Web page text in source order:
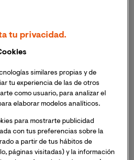
tu privacidad.
similares propias y de
tu experiencia de las de otros
como usuario, para analizar el
elaborar modelos analíticos.
para mostrarte publicidad
con tus preferencias sobre la
a partir de tus hábitos de
páginas visitadas) y la información